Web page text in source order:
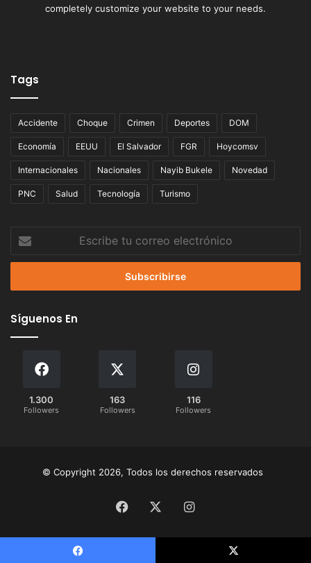
completely customize your website to your needs.
Tags
Accidente Choque Crimen Deportes DOM
Economía EEUU El Salvador FGR Hoycomsv
Internacionales Nacionales Nayib Bukele Novedad
PNC Salud Tecnología Turismo
correo
Síguenos En
1.300
Followers
163
Followers
116
Followers
© Copyright 2026, Todos los derechos reservados
Facebook Instagram